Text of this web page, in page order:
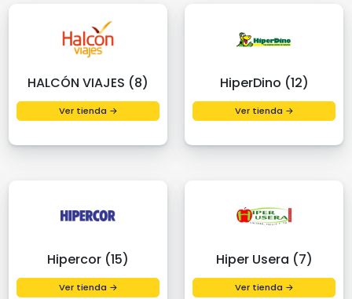
HALCÓN VIAJES (8)
Ver tienda →
HiperDino (12)
Ver tienda →
Hipercor (15)
Ver tienda →
Hiper Usera (7)
Ver tienda →